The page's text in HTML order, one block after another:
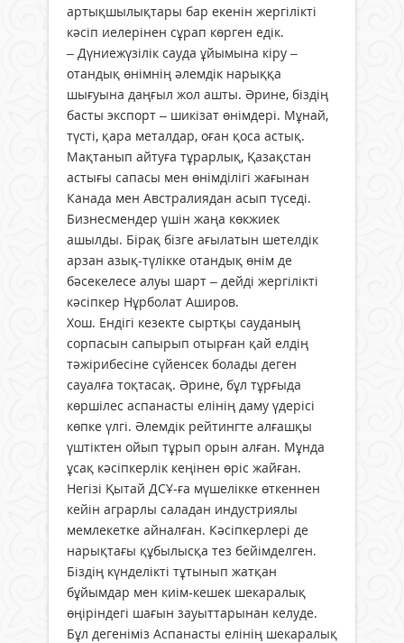
артықшылықтары бар екенін жергілікті
кәсіп иелерінен сұрап көрген едік.
– Дүниежүзілік сауда ұйымына кіру –
отандық өнімнің әлемдік нарыққа
шығуына даңғыл жол ашты. Әрине, біздің
басты экспорт – шикізат өнімдері. Мұнай,
түсті, қара металдар, оған қоса астық.
Мақтанып айтуға тұрарлық, Қазақстан
астығы сапасы мен өнімділігі жағынан
Канада мен Австралиядан асып түседі.
Бизнесмендер үшін жаңа көкжиек
ашылды. Бірақ бізге ағылатын шетелдік
арзан азық-түлікке отандық өнім де
бәсекелесе алуы шарт – дейді жергілікті
кәсіпкер Нұрболат Аширов.
Хош. Ендігі кезекте сыртқы сауданың
сорпасын сапырып отырған қай елдің
тәжірибесіне сүйенсек болады деген
сауалға тоқтасақ. Әрине, бұл тұрғыда
көршілес аспанасты елінің даму үдерісі
көпке үлгі. Әлемдік рейтингте алғашқы
үштіктен ойып тұрып орын алған. Мұнда
ұсақ кәсіпкерлік кеңінен өріс жайған.
Негізі Қытай ДСҰ-ға мүшелікке өткеннен
кейін аграрлы саладан индустриялы
мемлекетке айналған. Кәсіпкерлері де
нарықтағы құбылысқа тез бейімделген.
Біздің күнделікті тұтынып жатқан
бұйымдар мен киім-кешек шекаралық
өңіріндегі шағын зауыттарынан келуде.
Бұл дегеніміз Аспанас­ты елінің шекаралық